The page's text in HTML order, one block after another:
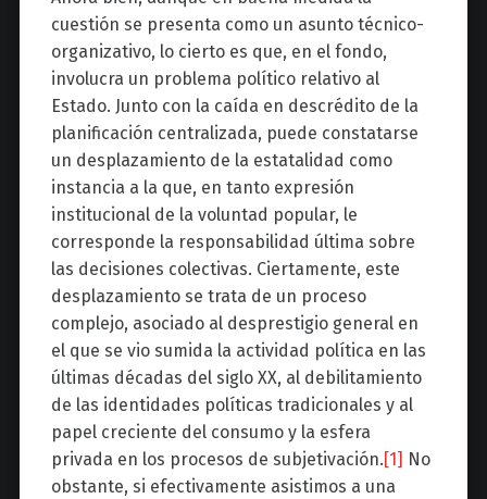
cuestión se presenta como un asunto técnico-
organizativo, lo cierto es que, en el fondo,
involucra un problema político relativo al
Estado. Junto con la caída en descrédito de la
planificación centralizada, puede constatarse
un desplazamiento de la estatalidad como
instancia a la que, en tanto expresión
institucional de la voluntad popular, le
corresponde la responsabilidad última sobre
las decisiones colectivas. Ciertamente, este
desplazamiento se trata de un proceso
complejo, asociado al desprestigio general en
el que se vio sumida la actividad política en las
últimas décadas del siglo XX, al debilitamiento
de las identidades políticas tradicionales y al
papel creciente del consumo y la esfera
privada en los procesos de subjetivación. [1] No
obstante, si efectivamente asistimos a una